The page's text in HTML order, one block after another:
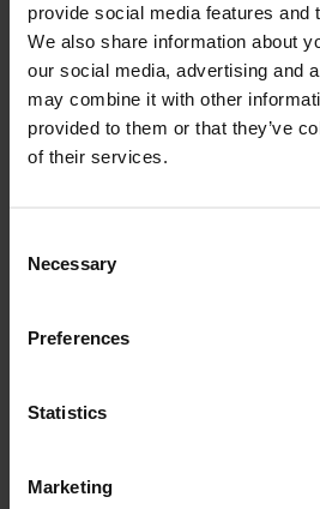
provide social media features and
We also share information about
our social media, advertising and
may combine it with other
provided to them or that they’ve
of their services.
Selection
Necessary
Preferences
Statistics
Marketing
SPECIFICHE TECNICHE
DIGITAL PRODUCT PASSPORT